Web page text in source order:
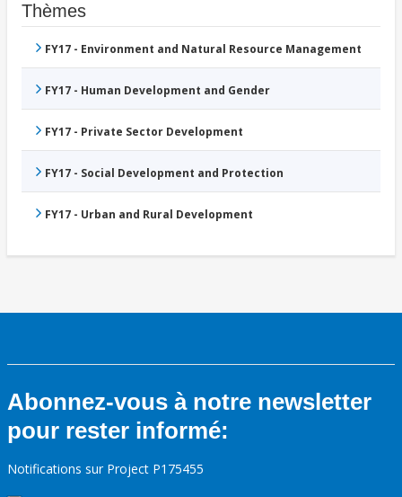
Thèmes
FY17 - Environment and Natural Resource Management
FY17 - Human Development and Gender
FY17 - Private Sector Development
FY17 - Social Development and Protection
FY17 - Urban and Rural Development
Abonnez-vous à notre newsletter
pour rester informé:
Notifications sur Project P175455